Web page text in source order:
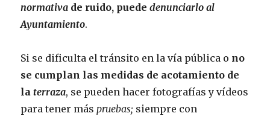
normativa de ruido, puededenunciarlo al
Ayuntamiento.
Si se dificulta el tránsito en la vía pública o no
se cumplan las medidas de acotamiento de
laterraza, se pueden hacer fotografías y vídeos
para tener más pruebas; siempre con